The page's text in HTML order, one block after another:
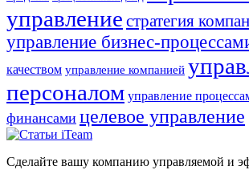
управление стратегия
управление бизнес-
качеством управление компанией
персоналом управление
финансами целевое управление
Сделайте вашу компанию управляемой и